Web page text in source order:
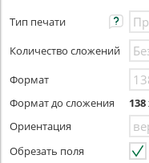
Тип печати
Количество сложений
Формат
Формат до сложения
Ориентация
Обрезать поля